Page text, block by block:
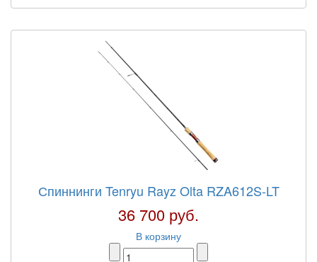
Спиннинги Tenryu Rayz Olta RZA612S-LT
36 700 руб.
В корзину